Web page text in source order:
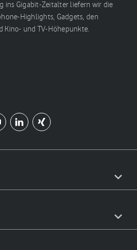
ins Gigabit-Zeitalter liefern wir die
Highlights, Gadgets, den
Kino- und TV-Höhepunkte.